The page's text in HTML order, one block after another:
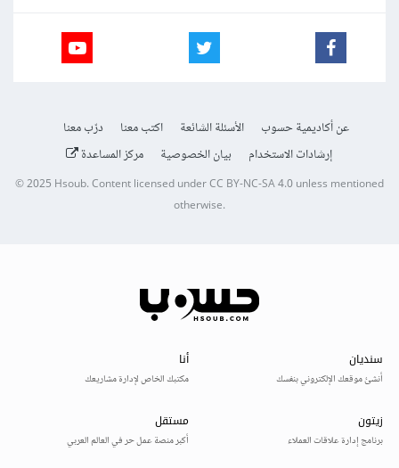
عن أكاديمية حسوب الأسئلة الشائعة اكتب معنا
درّب معنا
إرشادات الاستخدام
بيان الخصوصية مركز المساعدة
© 2025Hsoub.Content licensed underCC BY-NC-SA 4.0unless mentioned
otherwise.